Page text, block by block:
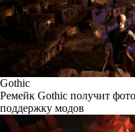
Gothic
Ремейк Gothic получит
поддержку модов